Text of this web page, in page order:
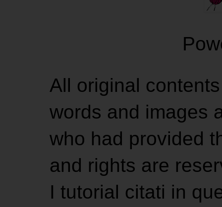
All original
words and images
who had provided
and rights are
I tutorial citati in